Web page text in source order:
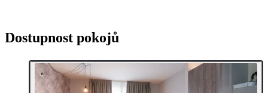
Dostupnost pokojů